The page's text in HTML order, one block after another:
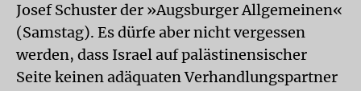
Josef Schuster der »Augsburger Allgemeinen«
(Samstag). Es dürfe aber nicht vergessen
werden, dass Israel auf palästinensischer
Seite keinen adäquaten Verhandlungspartner